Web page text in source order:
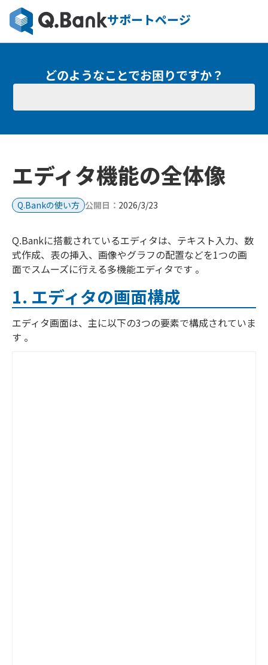
サポートページ
どのようなことでお困りですか？
エディタ機能の全体像
Q.Bankの使い方 公開日： 2026/3/23
Q.Bankに搭載されているエディタは、テキスト入力、数
式作成、表の挿入、画像やグラフの配置などを1つの画
面でスムーズに行える多機能エディタです 。
1. エディタの画面構成
エディタ画面は、主に以下の3つの要素で構成されていま
す 。